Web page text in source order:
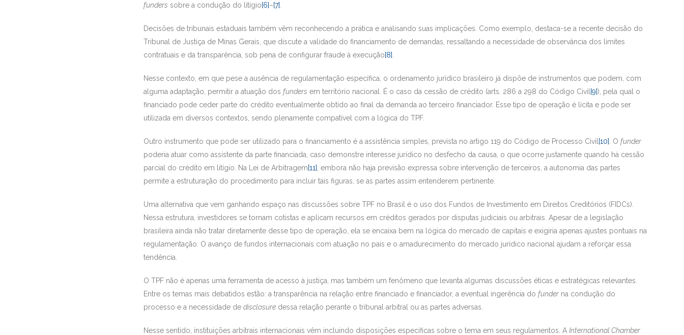
funders sobre a condução do litígio[6]–[7]
Decisões de tribunais estaduais também vêm reconhecendo a prática e analisando suas implicações. Como exemplo, destaca-se a recente decisão do
Tribunal de Justiça de Minas Gerais, que discute a validade do financiamento de demandas, ressaltando a necessidade de observância dos limites
contratuais e da transparência, sob pena de configurar fraude à execução[8]
Nesse contexto, em que pese a ausência de regulamentação específica, o ordenamento jurídico brasileiro já dispõe de instrumentos que podem, com
alguma adaptação, permitir a atuação dos funders em território nacional. É o caso da cessão de crédito (arts. 286 a 298 do Código Civil[9]), pela qual o
financiado pode ceder parte do crédito eventualmente obtido ao final da demanda ao terceiro financiador. Esse tipo de operação é lícita e pode ser
utilizada em diversos contextos, sendo plenamente compatível com a lógica do TPF.
Outro instrumento que pode ser utilizado para o financiamento é a assistência simples, prevista no artigo 119 do Código de Processo Civil[10] . O funder
poderia atuar como assistente da parte financiada, caso demonstre interesse jurídico no desfecho da causa, o que ocorre justamente quando há cessão
parcial do crédito em litígio. Na Lei de Arbitragem[11] , embora não haja previsão expressa sobre intervenção de terceiros, a autonomia das partes
permite a estruturação do procedimento para incluir tais figuras, se as partes assim entenderem pertinente.
Uma alternativa que vem ganhando espaço nas discussões sobre TPF no Brasil é o uso dos Fundos de Investimento em Direitos Creditórios (FIDCs).
Nessa estrutura, investidores se tornam cotistas e aplicam recursos em créditos gerados por disputas judiciais ou arbitrais. Apesar de a legislação
brasileira ainda não tratar diretamente desse tipo de operação, ela se encaixa bem na lógica do mercado de capitais e exigiria apenas ajustes pontuais na
regulamentação. O avanço de fundos internacionais com atuação no país e o amadurecimento do mercado jurídico nacional ajudam a reforçar essa
tendência.
O TPF não é apenas uma ferramenta de acesso à justiça, mas também um fenômeno que levanta algumas discussões éticas e estratégicas relevantes.
Entre os temas mais debatidos estão: a transparência na relação entre financiado e financiador, a eventual ingerência do funder na condução do
processo e a necessidade de disclosure dessa relação perante o tribunal arbitral ou as partes adversas.
Nesse sentido, instituições arbitrais internacionais vêm incluindo disposições específicas sobre o tema em seus regulamentos. A International Chamber